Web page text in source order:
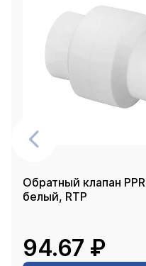
Обратный клапан
белый, RTP
94.67 ₽